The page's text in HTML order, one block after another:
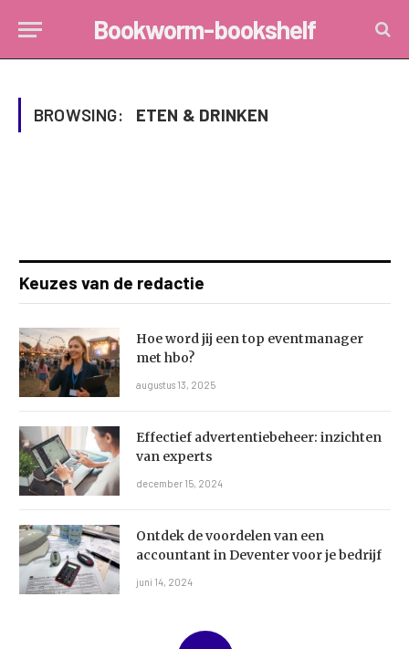
Bookworm-bookshelf
BROWSING: ETEN & DRINKEN
Keuzes van de redactie
Hoe word jij een top eventmanager
met hbo?
augustus 13, 2025
Effectief advertentiebeheer: inzichten
van experts
december 15, 2024
Ontdek de voordelen van een
accountant in Deventer voor je bedrijf
juni 14, 2024